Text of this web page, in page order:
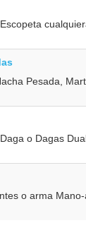
Pesada,
o Dagas
o arma Mano-